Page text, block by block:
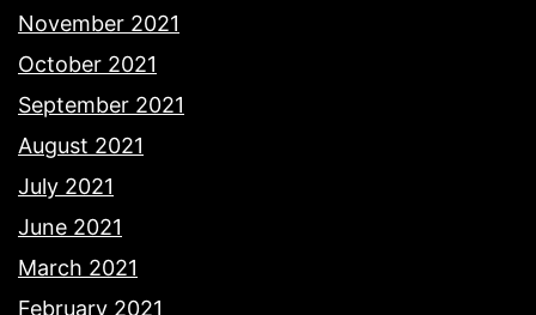
November 2021
October 2021
September 2021
August 2021
July 2021
June 2021
March 2021
February 2021